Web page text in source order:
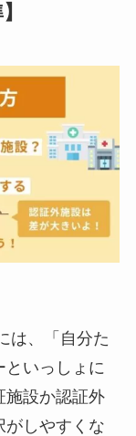
は、「自分た
といっしょに
施設か認証外
がしやすくな